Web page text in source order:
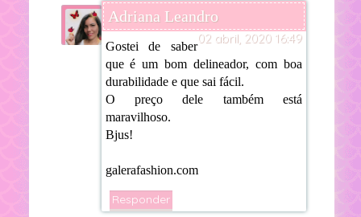
Adriana Leandro
02 abril, 2020 16:49
Gostei de saber
que é um bom delineador, com boa
durabilidade e que sai fácil.
O preço dele também está
maravilhoso.
Bjus!
galerafashion.com
Responder